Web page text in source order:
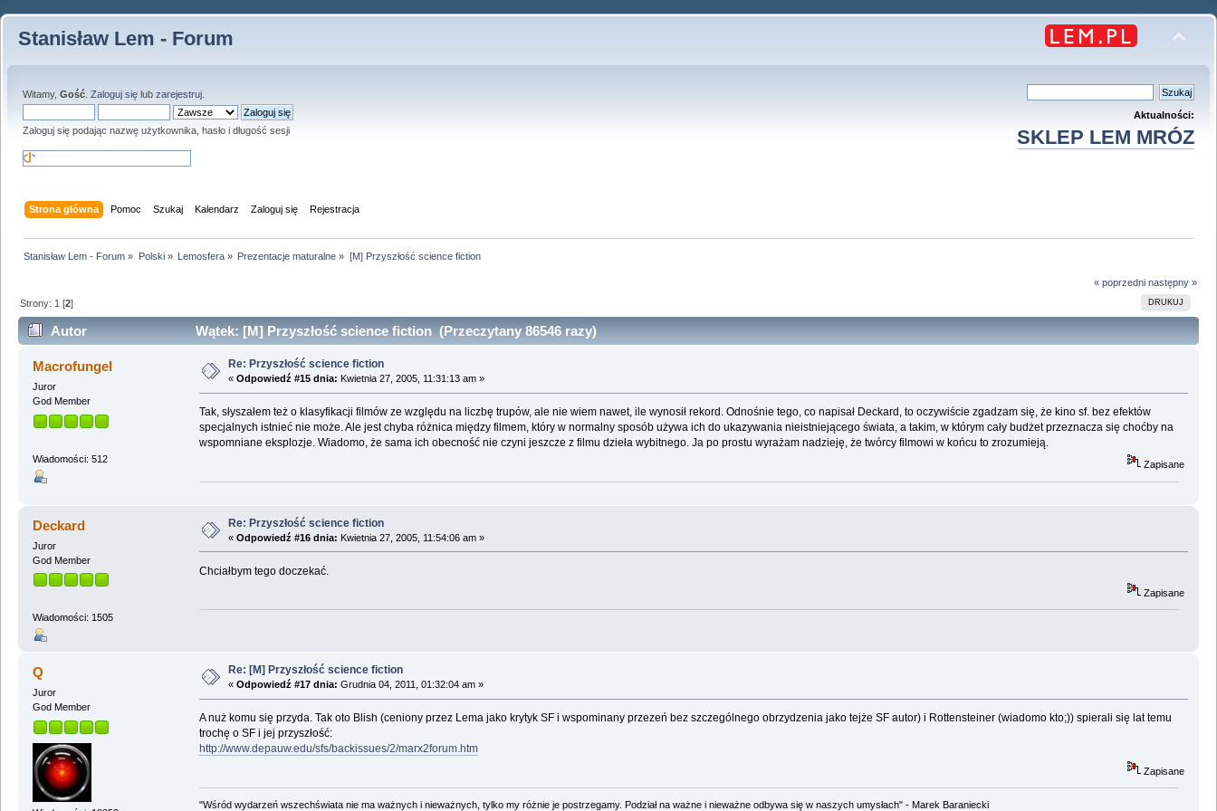
Stanisław Lem - Forum
Witamy, Gość Zaloguj się lub zarejestruj
Zaloguj się podając nazwę użytkownika, hasło i długość sesji
Aktualności:
SKLEP LEM MRÓZ
Strona główna Pomoc Szukaj Kalendarz Zaloguj się Rejestracja
Stanisław Lem - Forum » Polski» Lemosfera» Prezentacje maturalne » [M] Przyszłość science fiction
« poprzedni następny »
DRUKUJ
Strony: 1 [2]
Autor Wątek: [M] Przyszłość science fiction (Przeczytany 86546 razy)
Macrofungel
Juror
God Member
Wiadomości: 512
Re: Przyszłość science fiction
« Odpowiedź #15 dnia: Kwietnia 27, 2005, 11:31:13 am »
Tak, słyszałem też o klasyfikacji filmów ze względu na liczbę trupów, ale nie wiem nawet, ile wynosił rekord. Odnośnie tego, co napisał Deckard, to oczywiście zgadzam się, że kino sf. bez efektów
specjalnych istnieć nie może. Ale jest chyba różnica między filmem, który w normalny sposób używa ich do ukazywania nieistniejącego świata, a takim, w którym cały budżet przeznacza się choćby na
wspomniane eksplozje. Wiadomo, że sama ich obecność nie czyni jeszcze z filmu dzieła wybitnego. Ja po prostu wyrażam nadzieję, że twórcy filmowi w końcu to zrozumieją.
Zapisane
Deckard
Juror
God Member
Wiadomości: 1505
Re: Przyszłość science fiction
« Odpowiedź #16 dnia: Kwietnia 27, 2005, 11:54:06 am »
Chciałbym tego doczekać.
Zapisane
Q
Juror
God Member
Re: [M] Przyszłość science fiction
« Odpowiedź #17 dnia: Grudnia 04, 2011, 01:32:04 am »
A nuż komu się przyda. Tak oto Blish (ceniony przez Lema jako krytyk SF i wspominany przezeń bez szczególnego obrzydzenia jako tejże SF autor) i Rottensteiner (wiadomo kto;)) spierali się lat temu
trochę o SF i jej przyszłość:
http://www.depauw.edu/sfs/backissues/2/marx2forum.htm
Zapisane
"Wśród wydarzeń wszechświata nie ma ważnych i nieważnych, tylko my różnie je postrzegamy. Podział na ważne i nieważne odbywa się w naszych umysłach" - Marek Baraniecki